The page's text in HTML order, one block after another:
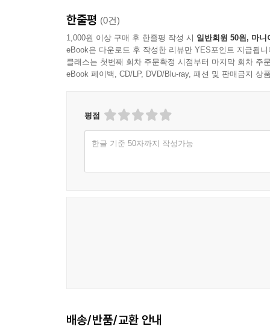
한줄평 (0건)
1,000원 이상 구매 후 한줄평 작성 시 일반회원 50원, 마니
eBook은 다운로드 후 작성한 리뷰만 YES포인트 지급됩니
클래스는 첫번째 회차 주문확정 시점부터 마지막 회차 주
eBook 페이백, CD/LP, DVD/Blu-ray, 패션 및 판매금지 상
평점
한글 기준 50자까지 작성가능
배송/반품/교환 안내